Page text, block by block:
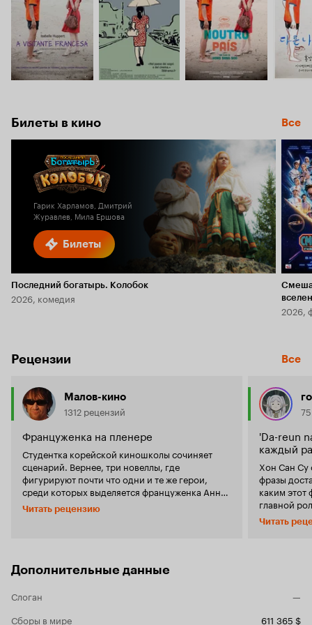
Билеты в кино Все
Билеты
Гарик Харламов, Дмитрий
Журавлев, Мила Ершова
Последний богатырь. Колобок
2026, комедия
2026,
Рецензии Все
Малов-кино
1312 рецензий
Француженка на пленере
Студентка корейской киношколы сочиняет
сценарий. Вернее, три новеллы, где
фигурируют почти что одни и те же герои,
среди которых выделяется француженка Анна,
всякий раз помещаемая авторами в похожие,
но все же разные предлагаемые
отличающиеся друг от друга. По большому
счёту, кореец Хон Сан-су снял очень даже
не только Изабель Юппер, снявшаяся тут сразу
в трёх ролях, но и совершенно неуловимая
Читать рецензию
'Da-reun
каждый
Хон Сан Су
фразы
каким этот
главной
Юппер,
простым,
сочинять
Читать
Дополнительные данные
Слоган
—
Сборы в мире
611 365 $